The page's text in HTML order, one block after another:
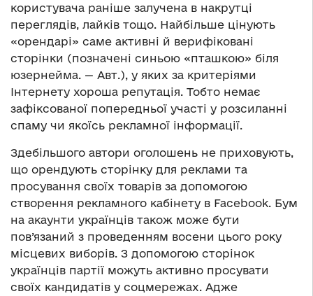
користувача раніше залучена в накрутці
переглядів, лайків тощо. Найбільше цінують
«орендарі» саме активні й верифіковані
сторінки (позначені синьою «пташкою» біля
юзернейма. — Авт.), у яких за критеріями
Інтернету хороша репутація. Тобто немає
зафіксованої попередньої участі у розсиланні
спаму чи якоїсь рекламної інформації.
Здебільшого автори оголошень не приховують,
що орендують сторінку для реклами та
просування своїх товарів за допомогою
створення рекламного кабінету в Facebook. Бум
на акаунти українців також може бути
пов’язаний з проведенням восени цього року
місцевих виборів. З допомогою сторінок
українців партії можуть активно просувати
своїх кандидатів у соцмережах. Адже